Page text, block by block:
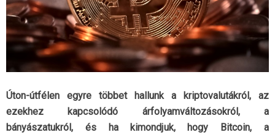
Úton-útfélen egyre többet hallunk a kriptovalutákról, az
ezekhez kapcsolódó árfolyamváltozásokról, a
bányászatukról, és ha kimondjuk, hogy Bitcoin, a